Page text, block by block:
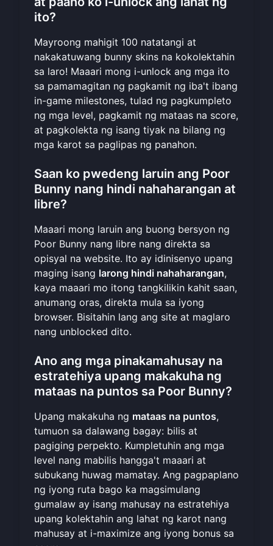
ito?
Mayroong mahigit 100 natatangi at
nakakatuwang bunny skins na kokolektahin
sa laro! Maaari mong i-unlock ang mga ito
sa pamamagitan ng pagkamit ng iba't ibang
in-game milestones, tulad ng pagkumpleto
ng mga level, pagkamit ng mataas na score,
at pagkolekta ng isang tiyak na bilang ng
mga karot sa paglipas ng panahon.
Saan ko pwedeng laruin ang Poor
Bunny nang hindi nahaharangan at
libre?
Maaari mong laruin ang buong bersyon ng
Poor Bunny nang libre nang direkta sa
opisyal na website. Ito ay idinisenyo upang
maging isang larong hindi nahaharangan,
kaya maaari mo itong tangkilikin kahit saan,
anumang oras, direkta mula sa iyong
browser. Bisitahin lang ang site at maglaro
nang unblocked dito.
Ano ang mga pinakamahusay na
estratehiya upang makakuha ng
mataas na puntos sa Poor Bunny?
Upang makakuha ng mataas na puntos,
tumuon sa dalawang bagay: bilis at
pagiging perpekto. Kumpletuhin ang mga
level nang mabilis hangga't maaari at
subukang huwag mamatay. Ang pagpaplano
ng iyong ruta bago ka magsimulang
gumalaw ay isang mahusay na estratehiya
upang kolektahin ang lahat ng karot nang
mahusay at i-maximize ang iyong bonus sa